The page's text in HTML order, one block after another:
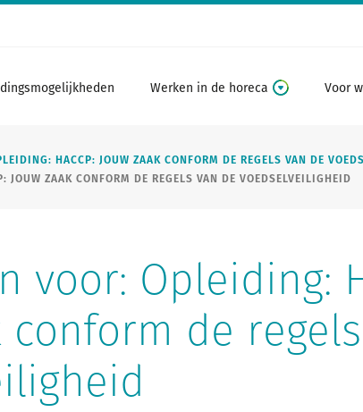
Werken in de horeca Voor
HACCP: JOUW ZAAK CONFORM DE REGELS VAN DE
ZAAK CONFORM DE REGELS VAN DE VOEDSELVEILIGHEID
voor: Opleiding:
conform de